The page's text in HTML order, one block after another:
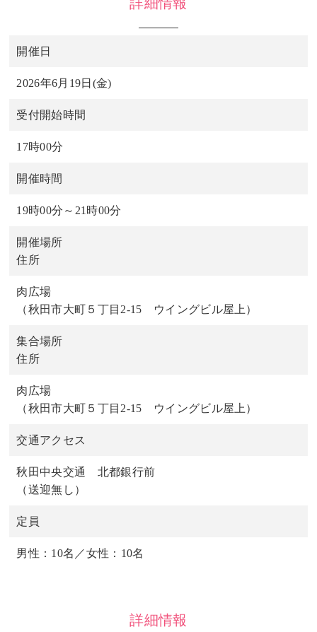
開催日
2026年6月19日(金)
受付開始時間
17時00分
開催時間
19時00分～21時00分
開催場所
住所
肉広場
（秋田市大町５丁目2-15 ウイングビル屋上）
集合場所
住所
肉広場
（秋田市大町５丁目2-15 ウイングビル屋上）
交通アクセス
秋田中央交通 北都銀行前
（送迎無し）
定員
男性：10名／女性：10名
詳細情報